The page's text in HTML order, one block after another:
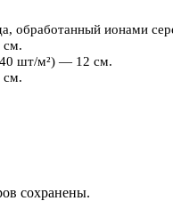
обработанный ионами
см.
шт/м²) — 12 см.
см.
сохранены.